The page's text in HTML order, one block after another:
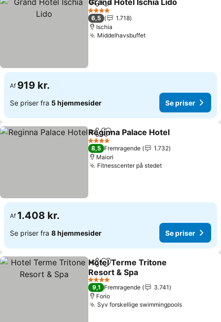
Del Føj til favoritter
Grand Hotel Ischia Lido
4 Stjerner
6,5
1.718
Ischia
Middelhavsbuffet
Af 919 kr.
Se priser fra 5 hjemmesider Se priser
Del Føj til favoritter
Reginna Palace Hotel
4 Stjerner
8,5 Fremragende
1.732
Maiori
Fitnesscenter på stedet
Af 1.408 kr.
Se priser fra 8 hjemmesider Se priser
Del Føj til favoritter
Hotel Terme Tritone
Resort & Spa
4 Stjerner
9,1 Fremragende
3.741
Forio
Syv forskellige swimmingpools